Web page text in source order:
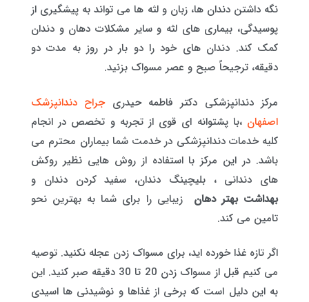
نگه داشتن دندان ها، زبان و لثه ها می تواند به پیشگیری از
پوسیدگی، بیماری های لثه و سایر مشکلات دهان و دندان
کمک کند. دندان های خود را دو بار در روز به مدت دو
دقیقه، ترجیحاً صبح و عصر مسواک بزنید.
مرکز دندانپزشکی دکتر فاطمه حیدریجراح دندانپزشک
اصفهان ،با پشتوانه ای قوی از تجربه و تخصص در انجام
کلیه خدمات دندانپزشکی در خدمت شما بیماران محترم می
باشد. در این مرکز با استفاده از روش هایی نظیر روکش
های دندانی ، بلیچینگ دندان، سفید کردن دندان و
بهداشت بهتر دهان
زیبایی را برای شما به بهترین نحو
تامین می کند.
اگر تازه غذا خورده اید، برای مسواک زدن عجله نکنید. توصیه
می کنیم قبل از مسواک زدن 20 تا 30 دقیقه صبر کنید. این
به این دلیل است که برخی از غذاها و نوشیدنی ها اسیدی